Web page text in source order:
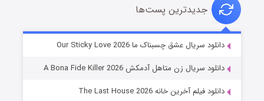
شوهر
جدیدترین پست‌ها
دانلود سریال عشق چسبناک ما Our Sticky Love 2026
دانلود سریال زن متاهل آدمکش A Bona Fide Killer 2026
دانلود فیلم آخرین خانه The Last House 2026